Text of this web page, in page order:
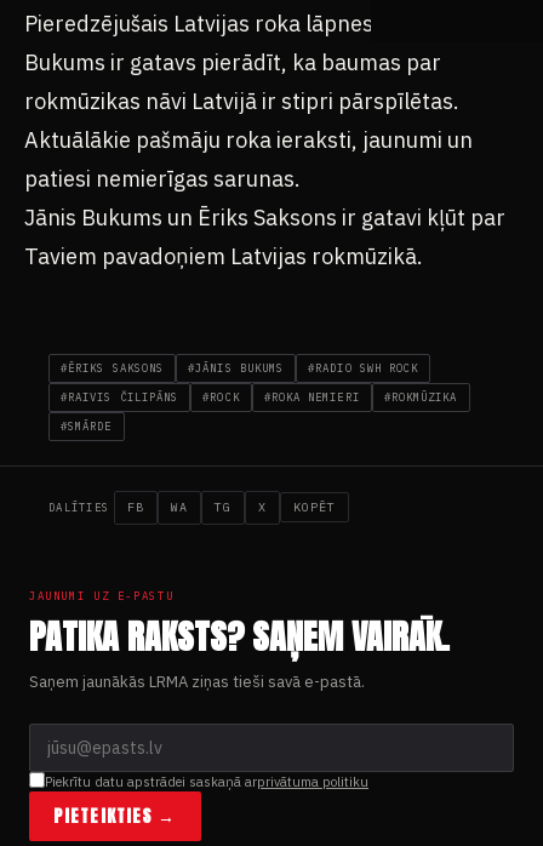
Pieredzējušais Latvijas roka lāpnesis Jānis
Bukums ir gatavs pierādīt, ka baumas par
rokmūzikas nāvi Latvijā ir stipri pārspīlētas.
Aktuālākie pašmāju roka ieraksti, jaunumi un
patiesi nemierīgas sarunas.
Jānis Bukums un Ēriks Saksons ir gatavi kļūt par
Taviem pavadoņiem Latvijas rokmūzikā.
#ĒRIKS SAKSONS #JĀNIS BUKUMS #RADIO SWH ROCK
#RAIVIS ČILIPĀNS #ROCK #ROKA NEMIERI #ROKMŪZIKA
#SMĀRDE
DALĪTIES FB WA TG X KOPĒT
JAUNUMI UZ E-PASTU
PATIKA RAKSTS? SAŅEM VAIRĀK.
Saņem jaunākās LRMA ziņas tieši savā e-pastā.
Piekrītu datu apstrādei saskaņā arprivātuma politiku
PIETEIKTIES →